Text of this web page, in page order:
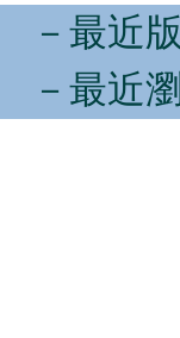
－最近
－最近